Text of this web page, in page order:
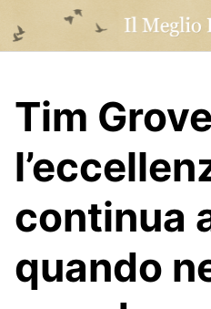
content
Tim
continua
quando